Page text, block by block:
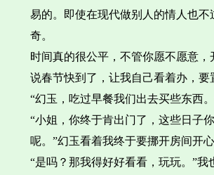
易的。即使在现代做别人的情人也
奇。
时间真的很公平，不管你愿不愿意
说春节快到了，让我自己看着办，要
“幻玉，吃过早餐我们出去买些东西
“小姐，你终于肯出门了，这些日子
呢。”幻玉看着我终于要挪开房间开心
“是吗？那我得好好看看，玩玩。”